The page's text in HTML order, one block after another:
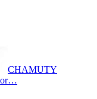
CHAMUTY